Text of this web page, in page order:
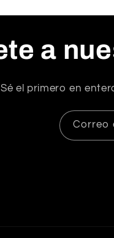
a
Sé el primero en
Correo